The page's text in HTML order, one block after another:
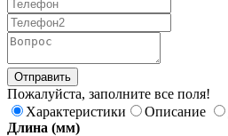
Пожалуйста, заполните все поля!
Характеристики
Описание
Длина (мм)